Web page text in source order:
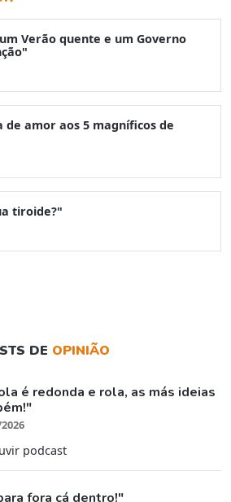
Verão quente e um Governo
de amor aos 5 magníficos de
tiroide?"
DE OPINIÃO
é redonda e rola, as más ideias
podcast
fora cá dentro!"